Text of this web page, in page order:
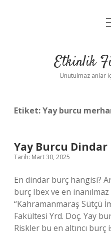
Etkinlik
Unutulmaz anlar
Etiket:Yay burcu
Yay Burcu Dindar
Tarih: Mart 30, 2025
En dindar burç hangisi?
burç Ibex ve en
“Kahramanmaraş Sütçü
Fakültesi Yrd. Doç. Yay
Riskler bu en altıncı burç